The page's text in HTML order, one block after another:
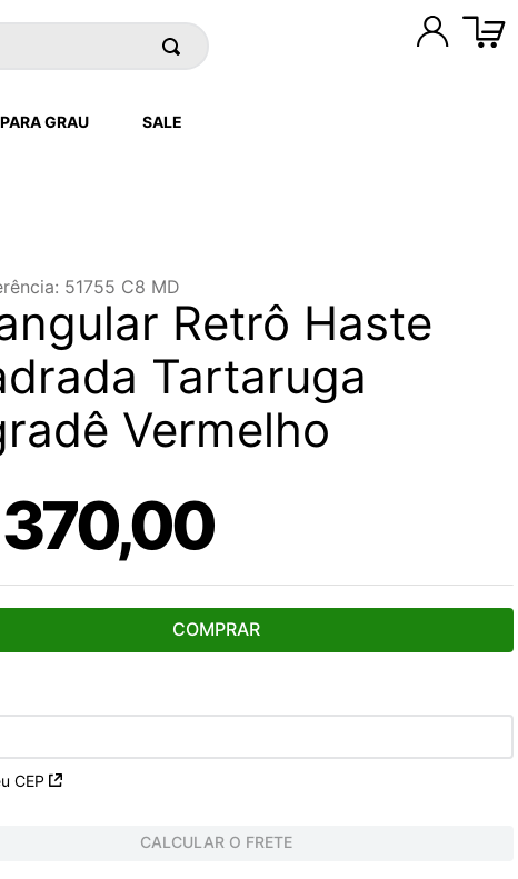
GRAU SALE
: 51755 C8 MD
Retrô Haste
Tartaruga
Vermelho
370,00
COMPRAR
CEP
CALCULAR O FRETE